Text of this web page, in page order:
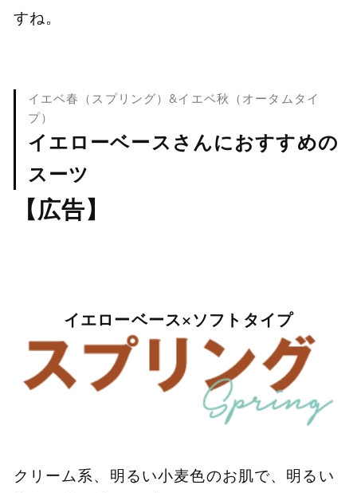
すね。
イエベ春（スプリング）&イエベ秋（オータムタイ
プ）
イエローベースさんにおすすめの
スーツ
【広告】
イエローベース×ソフトタイプ
クリーム系、明るい小麦色のお肌で、明るい